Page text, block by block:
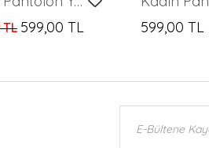
599,00 TL 599,00 TL